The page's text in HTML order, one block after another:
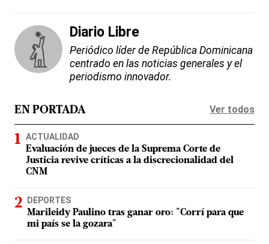
Diario Libre
Periódico líder de República Dominicana
centrado en las noticias generales y el
periodismo innovador.
EN PORTADA Ver todos
ACTUALIDAD
Evaluación de jueces de la Suprema Corte de
Justicia revive críticas a la discrecionalidad del
CNM
DEPORTES
Marileidy Paulino tras ganar oro: "Corrí para que
mi país se la gozara"